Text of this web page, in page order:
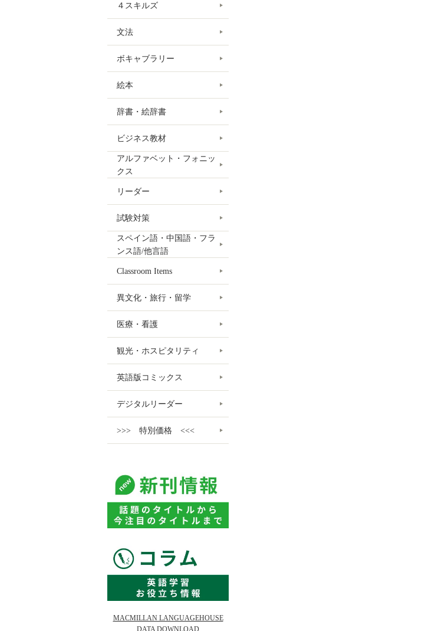
４スキルズ
文法
ボキャブラリー
絵本
辞書・絵辞書
ビジネス教材
アルファベット・フォニッ
クス
リーダー
試験対策
スペイン語・中国語・フラ
ンス語/他言語
Classroom Items
異文化・旅行・留学
医療・看護
観光・ホスピタリティ
英語版コミックス
デジタルリーダー
>>> 特別価格 <<<
MACMILLAN LANGUAGEHOUSE
DATA DOWNLOAD